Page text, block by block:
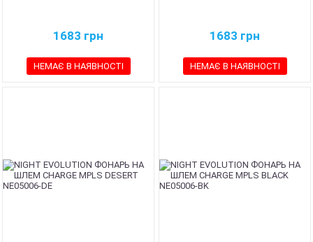
1683 грн
НЕМАЄ В НАЯВНОСТІ
1683 грн
НЕМАЄ В НАЯВНОСТІ